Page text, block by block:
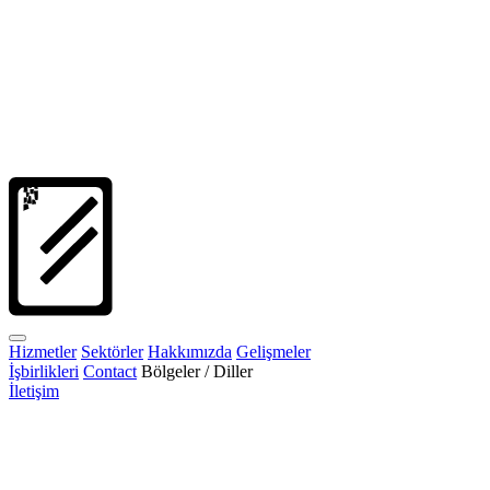
Hizmetler Sektörler Hakkımızda Gelişmeler
İşbirlikleri Contact Bölgeler / Diller
İletişim